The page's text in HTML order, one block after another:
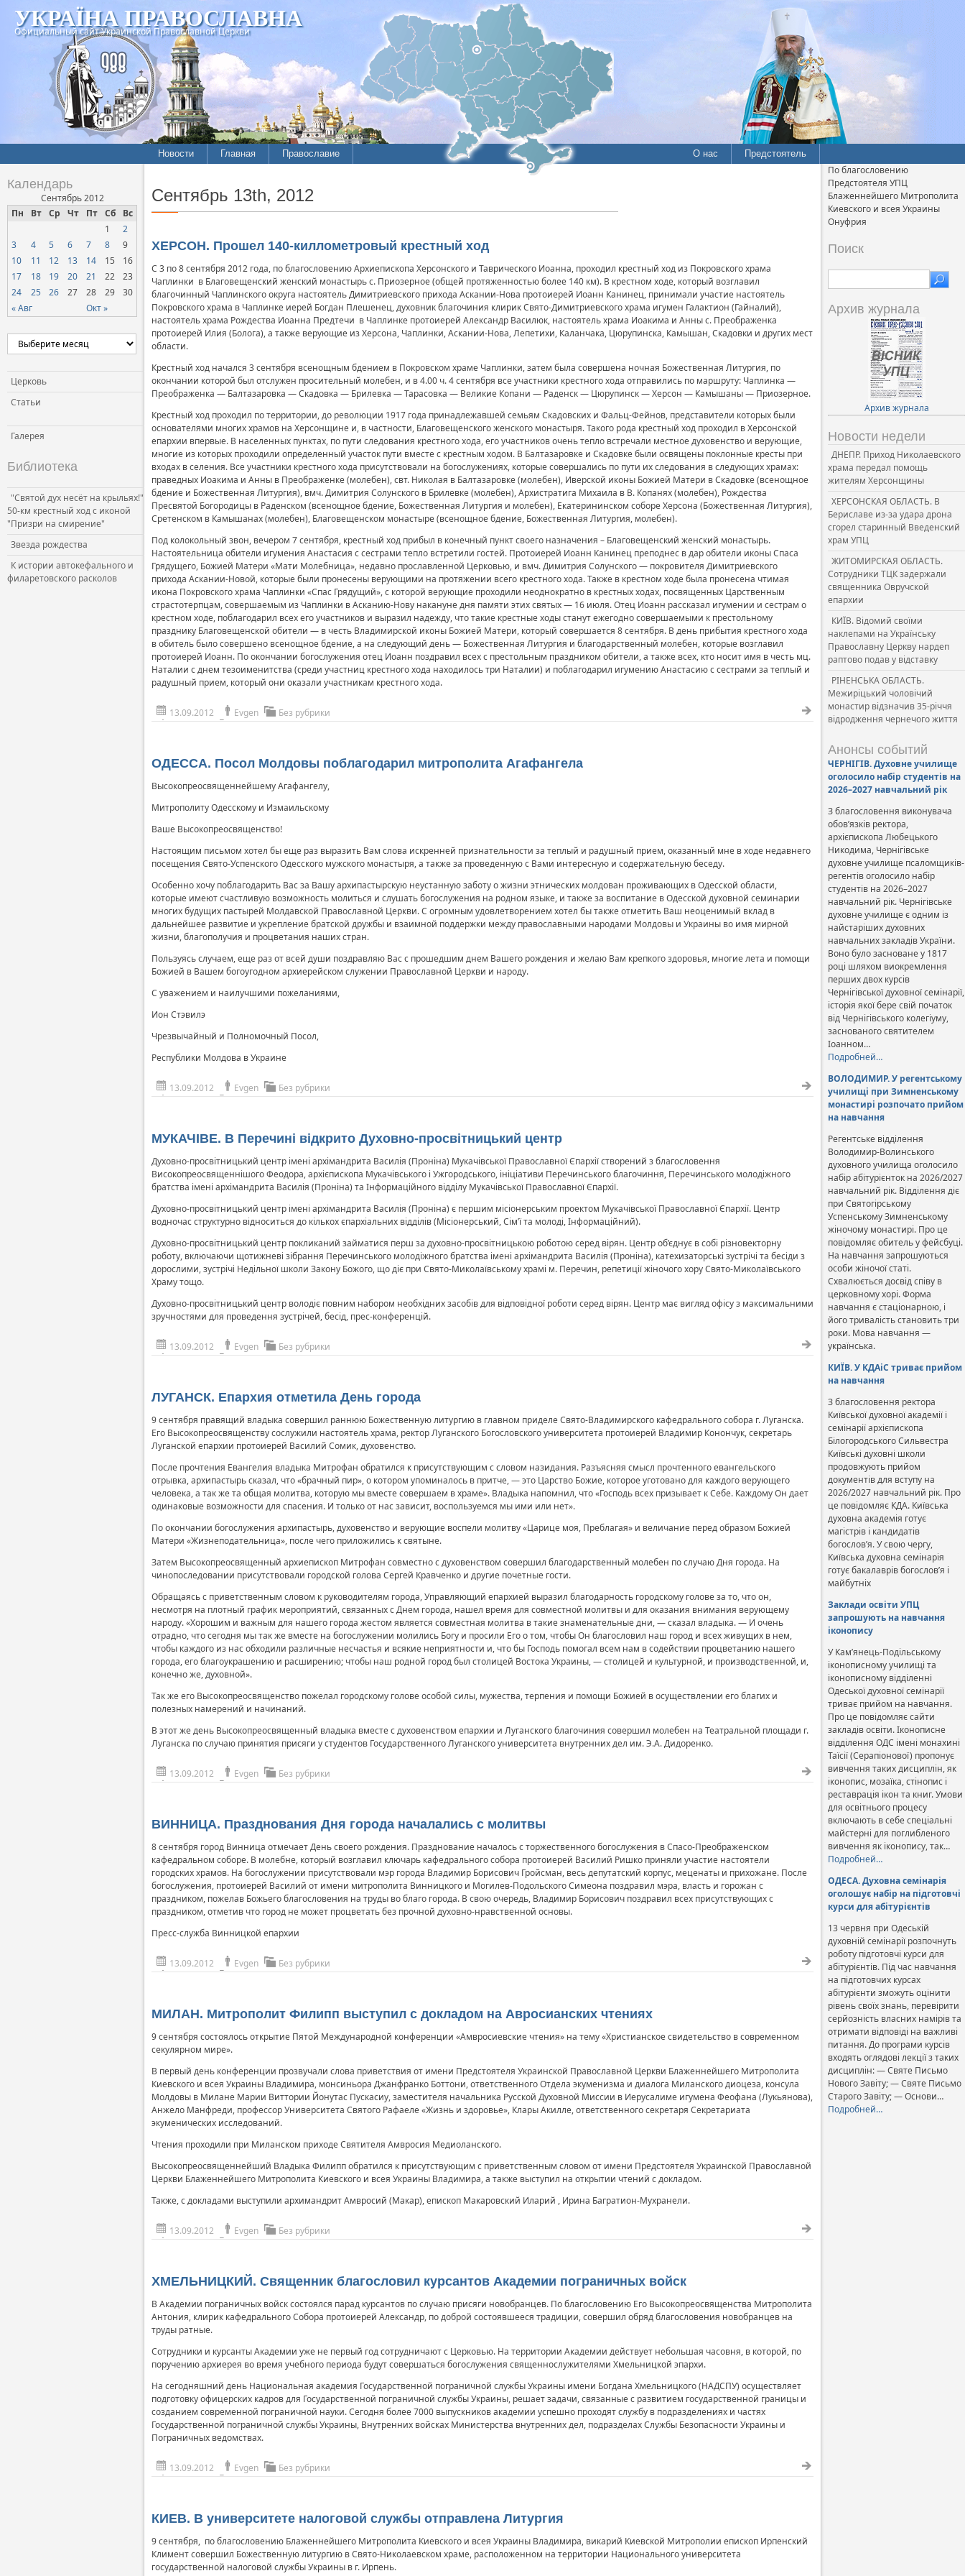
УКРАЇНА ПРАВОСЛАВНА
Официальный сайт Украинской Православной Церкви
Новости Главная Православие О нас Предстоятель
Календарь
Сентябрь 2012
Пн
Вт Ср Чт Пт Сб Вс
« Авг Окт »
1
2
3
4 5 6 7 8
9
10
11 12 13 14 15
16
17
18 19 20 21 22
23
24
25 26 27 28 29 30
Церковь
Статьи
Галерея
Библиотека
"Святой дух несёт на крыльях!"
50-км крестный ход с иконой
"Призри на смирение"
Звезда рождества
К истории автокефального и
филаретовского расколов
Сентябрь 13th, 2012
ХЕРСОН. Прошел 140-киллометровый крестный ход
С 3 по 8 сентября 2012 года, по благословению Архиепископа Херсонского и Таврического Иоанна, проходил крестный ход из Покровского храма
Чаплинки в Благовещенский женский монастырь с. Приозерное (общей протяженностью более 140 км). В крестном ходе, который возглавил
благочинный Чаплинского округа настоятель Димитриевского прихода Аскании-Нова протоиерей Иоанн Канинец, принимали участие настоятель
Покровского храма в Чаплинке иерей Богдан Плешенец, духовник благочиния­ клирик Свято-Димитриевс­кого храма игумен Галактион (Гайналий),
настоятель храма Рождества Иоанна Предтечи в Чаплинке протоиерей Александр Василюк, настоятель­ храма Иоакима и Анны с. Преображен­ка
протоиерей­ Илия (Болога), а также верующие из Херсона, Чаплинки, Аскании-Нова, Лепетихи, Каланчака, Цюрупинска, Камышан, Скадовки и других мест
области.
Крестный ход начался 3 сентября всенощным бдением в Покровском храме Чаплинки, затем была совершена ночная Божественная Литургия, по
окончании которой был отслужен просительный молебен, и в 4.00 ч. 4 сентября все участники крестного хода отправились по маршруту: Чаплинка —
Преображенка — Балтазаровка — Скадовка — Брилевка — Тарасовка — Великие Копани — Раденск — Цюрупинск — Херсон — Камышаны — Приозерное.
Крестный ход проходил по территории, до революции 1917 года принадлежавшей семьям Скадовских и Фальц-Фейнов, представители которых были
основателями многих храмов на Херсонщине и, в частности, Благовещенского женского монастыря. Такого рода крестный ход проходил в Херсонской
епархии впервые. В населенных пунктах, по пути следования крестного хода, его участников очень тепло встречали местное духовенство и верующие,
многие из которых проходили определенный участок пути вместе с крестным ходом. В Балтазаровке и Скадовке были освящены поклонные кресты при
входах в селения. Все участники крестного хода присутствовали на богослужениях, которые совершались по пути их следования в следующих храмах:
праведных Иоакима и Анны в Преображенке (молебен), свт. Николая в Балтазаровке (молебен), Иверской иконы Божией Матери в Скадовке (всенощное
бдение и Божественная Литургия), вмч. Димитрия Солунского в Брилевке (молебен), Архистратига Михаила в В. Копанях (молебен), Рождества
Пресвятой Богородицы в Раденском (всенощное бдение, Божественная Литургия и молебен), Екатерининском соборе Херсона (Божественная Литургия),
Сретенском в Камышанах (молебен), Благовещенском монастыре (всенощное бдение, Божественная Литургия, молебен).
Под колокольный звон, вечером 7 сентября, крестный ход прибыл в конечный пункт своего назначения – Благовещенский женский монастырь.
Настоятельница обители игумения Анастасия с сестрами тепло встретили гостей. Протоиерей Иоанн Канинец преподнес в дар обители иконы Спаса
Грядущего, Божией Матери «Мати Молебница», недавно прославленной Церковью, и вмч. Димитрия Солунского — покровителя Димитриевского
прихода Аскании-Новой, которые были пронесены верующими на протяжении всего крестного хода. Также в крестном ходе была пронесена чтимая
икона Покровского храма Чаплинки «Спас Грядущий», с которой верующие проходили неоднократно в крестных ходах, посвященных Царственным
страстотерпцам, совершаемым из Чаплинки в Асканию-Нову накануне дня памяти этих святых — 16 июля. Отец Иоанн рассказал игумении и сестрам о
крестном ходе, поблагодарил всех его участников и выразил надежду, что такие крестные ходы станут ежегодно совершаемыми к престольному
празднику Благовещенской обители — в честь Владимирской иконы Божией Матери, который совершается 8 сентября. В день прибытия крестного хода
в обитель было совершено всенощное бдение, а на следующий день — Божественная Литургия и благодарственный молебен, которые возглавил
протоиерей Иоанн. По окончании богослужения отец Иоанн поздравил всех с престольным праздником обители, а также всех, кто носит имя в честь мц.
Наталии с днем тезоименитства (среди участниц крестного хода находилось три Наталии) и поблагодарил игумению Анастасию с сестрами за теплый и
радушный прием, который они оказали участникам крестного хода.
13.09.2012 Evgen Без рубрики
ОДЕССА. Посол Молдовы поблагодарил митрополита Агафангела
Высокопреосвященнейшему Агафангелу,
Митрополиту Одесскому и Измаильскому
Ваше Высокопреосвященство!
Настоящим письмом хотел бы еще раз выразить Вам слова искренней признательности за теплый и радушный прием, оказанный мне в ходе недавнего
посещения Свято-Успенского Одесского мужского монастыря, а также за проведенную с Вами интересную и содержательную беседу.
Особенно хочу поблагодарить Вас за Вашу архипастырскую неустанную заботу о жизни этнических молдован проживающих в Одесской области,
которые имеют счастливую возможность молиться и слушать богослужения на родном языке, и также за воспитание в Одесской духовной семинарии
многих будущих пастырей Молдавской Православной Церкви. С огромным удовлетворением хотел бы также отметить Ваш неоценимый вклад в
дальнейшее развитие и укрепление братской дружбы и взаимной поддержки между православными народами Молдовы и Украины во имя мирной
жизни, благополучия и процветания наших стран.
Пользуясь случаем, еще раз от всей души поздравляю Вас с прошедшим днем Вашего рождения и желаю Вам крепкого здоровья, многие лета и помощи
Божией в Вашем богоугодном архиерейском служении Православной Церкви и народу.
С уважением и наилучшими пожеланиями,
Ион Стэвилэ
Чрезвычайный и Полномочный Посол,
Республики Молдова в Украине
13.09.2012 Evgen Без рубрики
МУКАЧІВЕ. В Перечині відкрито Духовно-просвітницький центр
Духовно-просвітницький центр імені архімандрита Василія (Проніна) Мукачівської Православної Єпархії створений з благословення
Високопреосвященнішого Феодора, архієпископа Мукачівського і Ужгородського, ініціативи Перечинського благочиння, Перечинського молодіжного
братства імені архімандрита Василія (Проніна) та Інформаційного відділу Мукачівської Православної Єпархії.
Духовно-просвітницький центр імені архімандрита Василія (Проніна) є першим місіонерським проектом Мукачівської Православної Єпархії. Центр
водночас структурно відноситься до кількох єпархіальних відділів (Місіонерський, Сім’ї та молоді, Інформаційний).
Духовно-просвітницький центр покликаний займатися перш за духовно-просвітницькою роботою серед вірян. Центр об’єднує в собі різновекторну
роботу, включаючи щотижневі зібрання Перечинського молодіжного братства імені архімандрита Василія (Проніна), катехизаторські зустрічі та бесіди з
дорослими, зустрічі Недільної школи Закону Божого, що діє при Свято-Миколаївському храмі м. Перечин, репетиції жіночого хору Свято-Миколаївського
Храму тощо.
Духовно-просвітницький центр володіє повним набором необхідних засобів для відповідної роботи серед вірян. Центр має вигляд офісу з максимальними
зручностями для проведення зустрічей, бесід, прес-конференцій.
13.09.2012 Evgen Без рубрики
ЛУГАНСК. Епархия отметила День города
9 сентября правящий владыка совершил раннюю Божественную литургию в главном приделе Свято-Владимирского кафедрального собора г. Луганска.
Его Высокопреосвященству сослужили настоятель храма, ректор Луганского Богословского университета протоиерей Владимир Конончук, секретарь
Луганской епархии протоиерей Василий Сомик, духовенство.
После прочтения Евангелия владыка Митрофан обратился к присутствующим с словом назидания. Разъясняя смысл прочтенного евангельского
отрывка, архипастырь сказал, что «брачный пир», о котором упоминалось в притче, — это Царство Божие, которое уготовано для каждого верующего
человека, а так же та общая молитва, которую мы вместе совершаем в храме». Владыка напомнил, что «Господь всех призывает к Себе. Каждому Он дает
одинаковые возможности для спасения. И только от нас зависит, воспользуемся мы ими или нет».
По окончании богослужения архипастырь, духовенство и верующие воспели молитву «Царице моя, Преблагая» и величание перед образом Божией
Матери «Жизнеподательница», после чего приложились к святыне.
Затем Высокопреосвященный архиепископ Митрофан совместно с духовенством совершил благодарственный молебен по случаю Дня города. На
чинопоследовании присутствовали городской голова Сергей Кравченко и другие почетные гости.
Обращаясь с приветственным словом к руководителям города, Управляющий епархией выразил благодарность городскому голове за то, что он,
несмотря на плотный график мероприятий, связанных с Днем города, нашел время для совместной молитвы и для оказания внимания верующему
народу. «Хорошим и важным для нашего города жестом является совместная молитва в такие знаменательные дни, — сказал владыка. — И очень
отрадно, что сегодня мы так же вместе на богослужении молились Богу и просили Его о том, чтобы Он благословил наш город и всех живущих в нем,
чтобы каждого из нас обходили различные несчастья и всякие неприятности и, что бы Господь помогал всем нам в содействии процветанию нашего
города, его благоукрашению и расширению; чтобы наш родной город был столицей Востока Украины, — столицей и культурной, и производственной, и,
конечно же, духовной».
Так же его Высокопреосвященство пожелал городскому голове особой силы, мужества, терпения и помощи Божией в осуществлении его благих и
полезных намерений и начинаний.
В этот же день Высокопреосвященный владыка вместе с духовенством епархии и Луганского благочиния совершил молебен на Театральной площади г.
Луганска по случаю принятия присяги у студентов Государственного Луганского университета внутренних дел им. Э.А. Дидоренко.
13.09.2012 Evgen Без рубрики
ВИННИЦА. Празднования Дня города началались с молитвы
8 сентября город Винница отмечает День своего рождения. Празднование началось с торжественного богослужения в Спасо-Преображенском
кафедральном соборе. В молебне, который возглавил ключарь кафедрального собора протоиерей Василий Ришко приняли участие настоятели
городских храмов. На богослужении присутствовали мэр города Владимир Борисович Гройсман, весь депутатский корпус, меценаты и прихожане. После
богослужения, протоиерей Василий от имени митрополита Винницкого и Могилев-Подольского Симеона поздравил мэра, власть и горожан с
праздником, пожелав Божьего благословения на труды во благо города. В свою очередь, Владимир Борисович поздравил всех присутствующих с
праздником, отметив что город не может процветать без прочной духовно-нравственной основы.
Пресс-служба Винницкой епархии
13.09.2012 Evgen Без рубрики
МИЛАН. Митрополит Филипп выступил с докладом на Авросианских чтениях
9 сентября состоялось открытие Пятой Международной конференции «Амвросиевские чтения» на тему «Христианское свидетельство в современном
секулярном мире».
В первый день конференции прозвучали слова приветствия от имени Предстоятеля Украинской Православной Церкви Блаженнейшего Митрополита
Киевского и всея Украины Владимира, монсиньора Джанфранко Боттони, ответственного Отдела экуменизма и диалога Миланского диоцеза, консула
Молдовы в Милане Марии Виттории Йонутас Пускасиу, заместителя начальника Русской Духовной Миссии в Иерусалиме игумена Феофана (Лукьянова),
Анжело Манфреди, профессор Университета Святого Рафаеле «Жизнь и здоровье», Клары Акилле, ответственного секретаря Секретариата
экуменических исследований.
Чтения проходили при Миланском приходе Святителя Амвросия Медиоланского.
Высокопреосвященнейший Владыка Филипп обратился к присутствующим с приветственным словом от имени Предстоятеля Украинской Православной
Церкви Блаженнейшего Митрополита Киевского и всея Украины Владимира, а также выступил на открытии чтений с докладом.
Также, с докладами выступили архимандрит Амвросий (Макар), епископ Макаровский Иларий , Ирина Багратион-Мухранели.
13.09.2012 Evgen Без рубрики
ХМЕЛЬНИЦКИЙ. Священник благословил курсантов Академии пограничных войск
В Академии пограничных войск состоялся парад курсантов по случаю присяги новобранцев. По благословению Его Высокопреосвященства Митрополита
Антония, клирик кафедрального Собора протоиерей Александр, по доброй состоявшееся традиции, совершил обряд благословения новобранцев на
труды ратные.
Сотрудники и курсанты Академии уже не первый год сотрудничают с Церковью. На территории Академии действует небольшая часовня, в которой, по
поручению архиерея во время учебного периода будут совершаться богослужения священнослужителями Хмельницкой эпархи.
На сегодняшний день Национальная академия Государственной пограничной службы Украины имени Богдана Хмельницкого (НАДСПУ) осуществляет
подготовку офицерских кадров для Государственной пограничной службы Украины, решает задачи, связанные с развитием государственной границы и
созданием современной пограничной науки. Сегодня более 7000 выпускников академии успешно проходят службу в подразделениях и частях
Государственной пограничной службы Украины, Внутренних войсках Министерства внутренних дел, подразделах Службы Безопасности Украины и
Пограничных ведомствах.
13.09.2012 Evgen Без рубрики
КИЕВ. В университете налоговой службы отправлена Литургия
9 сентября, по благословению Блаженнейшего Митрополита Киевского и всея Украины Владимира, викарий Киевской Митрополии епископ Ирпенский
Климент совершил Божественную литургию в Свято-Николаевском храме, расположенном на территории Национального университета
государственной налоговой службы Украины в г. Ирпень.
По благословению
Предстоятеля УПЦ
Блаженнейшего Митрополита
Киевского и всея Украины
Онуфрия
Поиск
Архив журнала
Архив журнала
Новости недели
ДНЕПР. Приход Николаевского
храма передал помощь
жителям Херсонщины
ХЕРСОНСКАЯ ОБЛАСТЬ. В
Бериславе из-за удара дрона
сгорел старинный Введенский
храм УПЦ
ЖИТОМИРСКАЯ ОБЛАСТЬ.
Сотрудники ТЦК задержали
священника Овручской
епархии
КИЇВ. Відомий своїми
наклепами на Українську
Православну Церкву нардеп
раптово подав у відставку
РІНЕНСЬКА ОБЛАСТЬ.
Межиріцький чоловічий
монастир відзначив 35-річчя
відродження чернечого життя
Анонсы событий
ЧЕРНІГІВ. Духовне училище
оголосило набір студентів на
2026–2027 навчальний рік
З благословення виконувача
обов’язків ректора,
архієпископа Любецького
Никодима, Чернігівське
духовне училище псаломщиків-
регентів оголосило набір
студентів на 2026–2027
навчальний рік. Чернігівське
духовне училище є одним із
найстаріших духовних
навчальних закладів України.
Воно було засноване у 1817
році шляхом виокремлення
перших двох курсів
Чернігівської духовної семінарії,
історія якої бере свій початок
від Чернігівського колегіуму,
заснованого святителем
Іоанном…
Подробней…
ВОЛОДИМИР. У регентському
училищі при Зимненському
монастирі розпочато прийом
на навчання
Регентське відділення
Володимир-Волинського
духовного училища оголосило
набір абітурієнток на 2026/2027
навчальний рік. Відділення діє
при Святогірському
Успенському Зимненському
жіночому монастирі. Про це
повідомляє обитель у фейсбуці.
На навчання запрошуються
особи жіночої статі.
Схвалюється досвід співу в
церковному хорі. Форма
навчання є стаціонарною, і
його тривалість становить три
роки. Мова навчання —
українська.
КИЇВ. У КДАіС триває прийом
на навчання
З благословення ректора
Київської духовної академії і
семінарії архієпископа
Білогородського Сильвестра
Київські духовні школи
продовжують прийом
документів для вступу на
2026/2027 навчальний рік. Про
це повідомляє КДА. Київська
духовна академія готує
магістрів і кандидатів
богослов’я. У свою чергу,
Київська духовна семінарія
готує бакалаврів богослов’я і
майбутніх
Заклади освіти УПЦ
запрошують на навчання
іконопису
У Кам’янець-Подільському
іконописному училищі та
іконописному відділенні
Одеської духовної семінарії
триває прийом на навчання.
Про це повідомляє сайти
закладів освіти. Іконописне
відділення ОДС імені монахині
Таїсії (Серапіонової) пропонує
вивчення таких дисциплін, як
іконопис, мозаїка, стінопис і
реставрація ікон та книг. Умови
для освітнього процесу
включають в себе спеціальні
майстерні для поглибленого
вивчення як іконопису, так…
Подробней…
ОДЕСА. Духовна семінарія
оголошує набір на підготовчі
курси для абітурієнтів
13 червня при Одеській
духовній семінарії розпочнуть
роботу підготовчі курси для
абітурієнтів. Під час навчання
на підготовчих курсах
абітурієнти зможуть оцінити
рівень своїх знань, перевірити
серйозність власних намірів та
отримати відповіді на важливі
питання. До програми курсів
входять оглядові лекції з таких
дисциплін: — Святе Письмо
Нового Завіту; — Святе Письмо
Старого Завіту; — Основи…
Подробней…